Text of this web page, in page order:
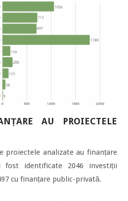
AU PROIECTELE
proiectele analizate au finanțare
identificate 2046 investiții
cu finanțare public-privată.